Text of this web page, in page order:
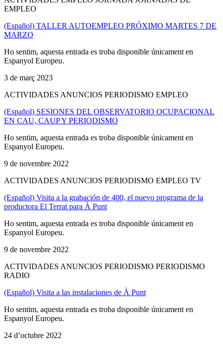
EMPLEO
(Español) TALLER AUTOEMPLEO PRÓXIMO MARTES 7 DE
MARZO
Ho sentim, aquesta entrada es troba disponible únicament en
Espanyol Europeu.
3 de març 2023
ACTIVIDADES ANUNCIOS PERIODISMO EMPLEO
(Español) SESIONES DEL OBSERVATORIO OCUPACIONAL
EN CAU, CAUP Y PERIODISMO
Ho sentim, aquesta entrada es troba disponible únicament en
Espanyol Europeu.
9 de novembre 2022
ACTIVIDADES ANUNCIOS PERIODISMO EMPLEO TV
(Español) Visita a la grabación de 400, el nuevo programa de la
productora El Terrat para À Punt
Ho sentim, aquesta entrada es troba disponible únicament en
Espanyol Europeu.
9 de novembre 2022
ACTIVIDADES ANUNCIOS PERIODISMO PERIODISMO
RADIO
(Español) Visita a las instalaciones de À Punt
Ho sentim, aquesta entrada es troba disponible únicament en
Espanyol Europeu.
24 d’octubre 2022